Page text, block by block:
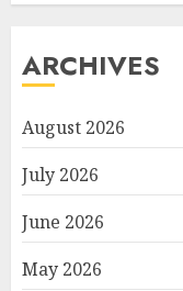
ARCHIVES
August 2026
July 2026
June 2026
May 2026